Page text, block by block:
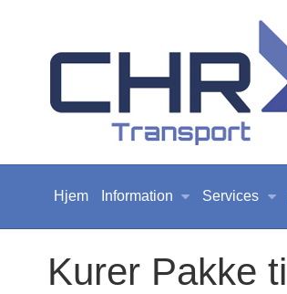
Hjem Information Services
Kurer Pakke